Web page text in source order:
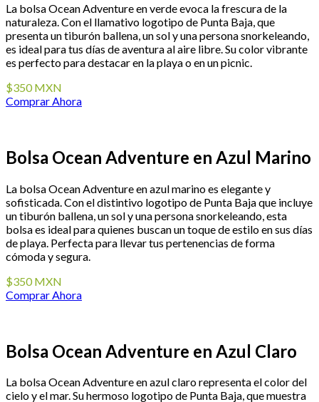
La bolsa Ocean Adventure en verde evoca la frescura de la
naturaleza. Con el llamativo logotipo de Punta Baja, que
presenta un tiburón ballena, un sol y una persona snorkeleando,
es ideal para tus días de aventura al aire libre. Su color vibrante
es perfecto para destacar en la playa o en un picnic.
$350 MXN
Comprar Ahora
Bolsa Ocean Adventure en Azul Marino
La bolsa Ocean Adventure en azul marino es elegante y
sofisticada. Con el distintivo logotipo de Punta Baja que incluye
un tiburón ballena, un sol y una persona snorkeleando, esta
bolsa es ideal para quienes buscan un toque de estilo en sus días
de playa. Perfecta para llevar tus pertenencias de forma
cómoda y segura.
$350 MXN
Comprar Ahora
Bolsa Ocean Adventure en Azul Claro
La bolsa Ocean Adventure en azul claro representa el color del
cielo y el mar. Su hermoso logotipo de Punta Baja, que muestra